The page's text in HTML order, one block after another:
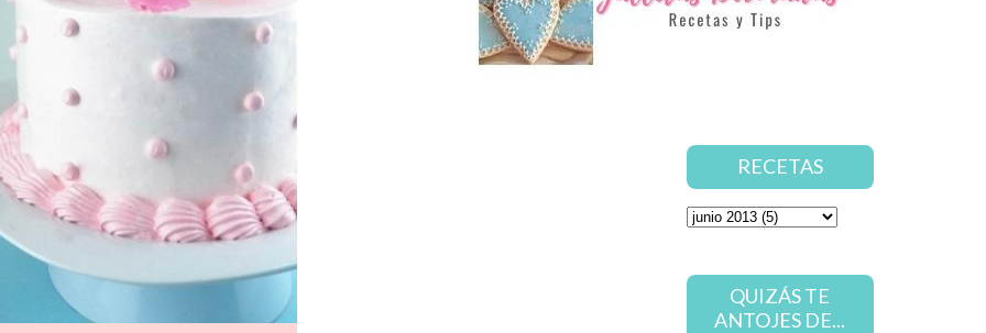
RECETAS
QUIZÁS TE
ANTOJES DE...